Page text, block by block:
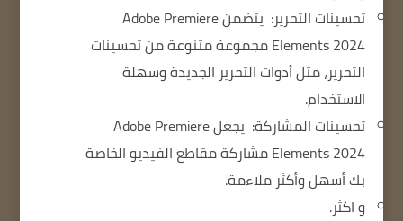
تحسينات التحرير:
يتضمن Adobe Premiere
Elements 2024 مجموعة متنوعة من تحسينات
التحرير، مثل أدوات التحرير الجديدة وسهلة
الاستخدام.
تحسينات المشاركة:
يجعل Adobe Premiere
Elements 2024 مشاركة مقاطع الفيديو الخاصة
بك أسهل وأكثر ملاءمة.
و اكثر.